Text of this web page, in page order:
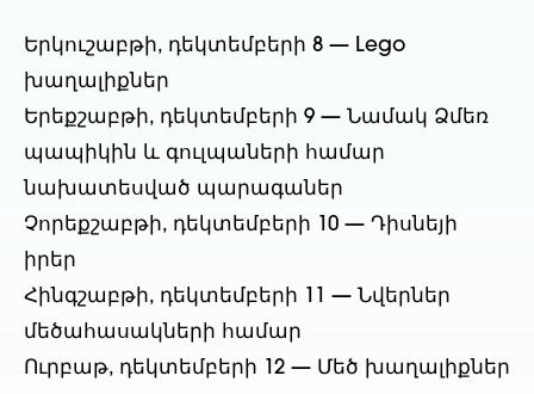
Երկուշաբթի, դեկտեմբերի 8 — Lego
խաղալիքներ
Երեքշաբթի, դեկտեմբերի 9 — Նամակ Ձմեռ
պապիկին և գուլպաների համար
նախատեսված պարագաներ
Չորեքշաբթի, դեկտեմբերի 10 — Դիսնեյի
իրեր
Հինգշաբթի, դեկտեմբերի 11 — Նվերներ
մեծահասակների համար
Ուրբաթ, դեկտեմբերի 12 — Մեծ խաղալիքներ